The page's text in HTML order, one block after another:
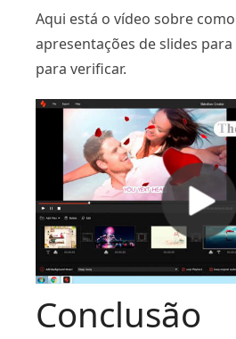
Aqui está o vídeo sobre
apresentações de slides para
para verificar.
Conclusão